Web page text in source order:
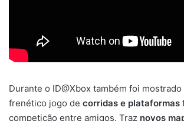
Durante o ID@Xbox também foi
frenético jogo de corridas e plataformas
competição entre amigos. Traz novos